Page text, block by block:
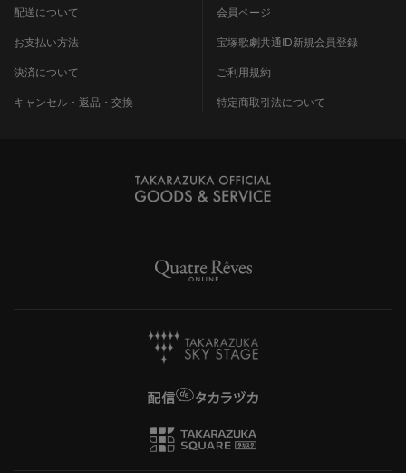
配送について
お支払い方法
決済について
キャンセル・返品・交換
会員ページ
宝塚歌劇共通ID新規会員登録
ご利用規約
特定商取引法について